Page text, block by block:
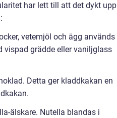
har lett till att det dykt upp
vetemjöl och ägg används
vispad grädde eller vaniljglass
Detta ger kladdkakan en
älskare. Nutella blandas i